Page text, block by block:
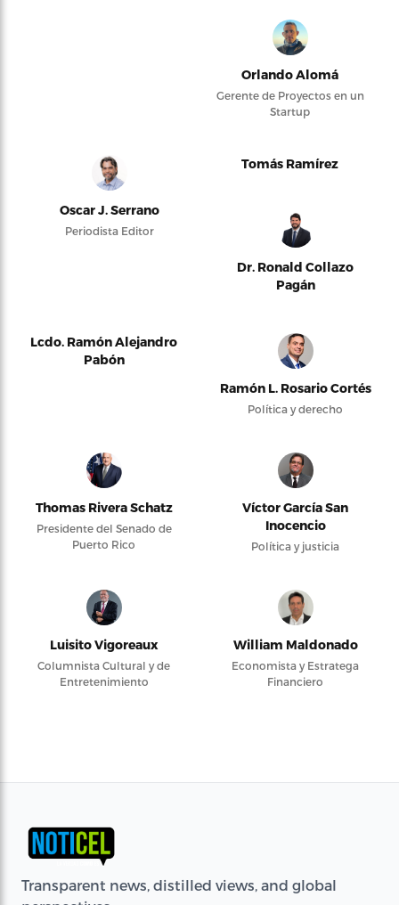
Orlando Alomá
Gerente de Proyectos en un
Startup
Oscar J. Serrano
Periodista Editor
Tomás Ramírez
Dr. Ronald Collazo
Pagán
Lcdo. Ramón Alejandro
Pabón
Ramón L. Rosario Cortés
Política y derecho
Thomas Rivera Schatz
Presidente del Senado de
Puerto Rico
Víctor García San
Inocencio
Política y justicia
Luisito Vigoreaux
Columnista Cultural y de
Entretenimiento
William Maldonado
Economista y Estratega
Financiero
Transparent news, distilled views, and global